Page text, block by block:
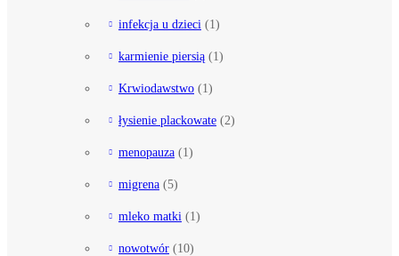
infekcja u dzieci (1)
karmienie piersią (1)
Krwiodawstwo (1)
łysienie plackowate (2)
menopauza (1)
migrena (5)
mleko matki (1)
nowotwór (10)